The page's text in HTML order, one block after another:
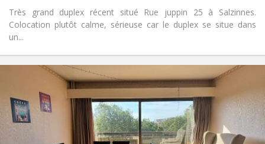
Très grand duplex récent situé Rue juppin 25 à Salzinnes.
Colocation plutôt calme, sérieuse car le duplex se situe dans
un...
实用信息
租金:
800 € (400 €/个人)
水电费:
220 € (110 €/个人)
12个月
住房登记:
有登记条件